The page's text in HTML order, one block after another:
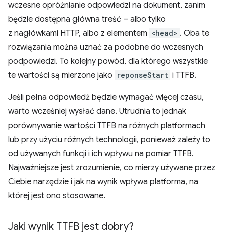
wczesne opróżnianie odpowiedzi na dokument, zanim
będzie dostępna główna treść – albo tylko
z nagłówkami HTTP, albo z elementem <head> . Oba te
rozwiązania można uznać za podobne do wczesnych
podpowiedzi. To kolejny powód, dla którego wszystkie
te wartości są mierzone jako reponseStart i TTFB.
Jeśli pełna odpowiedź będzie wymagać więcej czasu,
warto wcześniej wysłać dane. Utrudnia to jednak
porównywanie wartości TTFB na różnych platformach
lub przy użyciu różnych technologii, ponieważ zależy to
od używanych funkcji i ich wpływu na pomiar TTFB.
Najważniejsze jest zrozumienie, co mierzy używane przez
Ciebie narzędzie i jak na wynik wpływa platforma, na
której jest ono stosowane.
Jaki wynik TTFB jest dobry?